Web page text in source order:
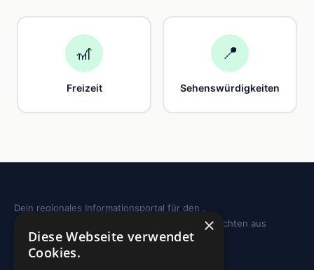
🎢
Freizeit
📍
Sehenswürdigkeiten
Dein regionales Informationsportal für den .
Sehenswürdigkeiten, Ausflugstipps und Geschichten aus
deiner Region.
×
Diese Webseite verwendet
Cookies.